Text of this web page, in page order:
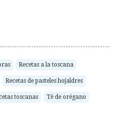
Recetas a la toscana
Recetas de pasteles hojaldres
toscanas Tè de orégano